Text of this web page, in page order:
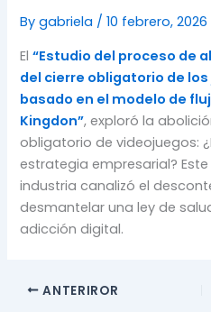
Bygabriela /10 febrero, 2026
El“Estudio del proceso de
del cierre obligatorio de
basado en el modelo de
Kingdon”, exploró la
obligatorio de videojuegos:
estrategia empresarial?
industria canalizó el
desmantelar una ley de
adicción digital.
ANTERIROR